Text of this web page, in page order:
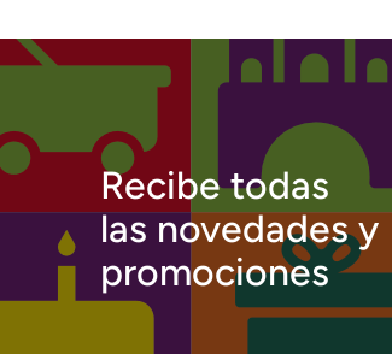
Recibe todas
las novedades y
promociones